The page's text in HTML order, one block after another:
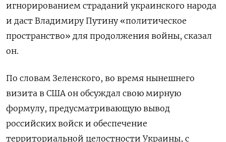
игнорированием страданий украинского народа
и даст Владимиру Путину «политическое
пространство» для продолжения войны, сказал
он.
По словам Зеленского, во время нынешнего
визита в США он обсуждал свою мирную
формулу, предусматривающую вывод
российских войск и обеспечение
территориальной целостности Украины, с